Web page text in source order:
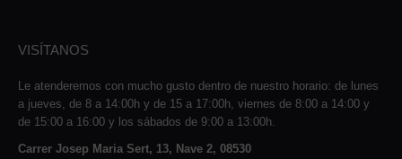
VISÍTANOS
Le atenderemos con mucho gusto dentro de nuestro horario: de lunes
a jueves, de 8 a 14:00h y de 15 a 17:00h, viernes de 8:00 a 14:00 y
de 15:00 a 16:00 y los sábados de 9:00 a 13:00h.
Carrer Josep Maria Sert, 13, Nave 2, 08530